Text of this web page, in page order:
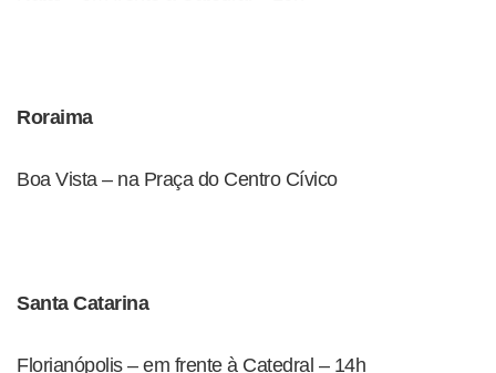
Roraima
Boa Vista – na Praça do Centro Cívico
Santa Catarina
Florianópolis – em frente à Catedral – 14h